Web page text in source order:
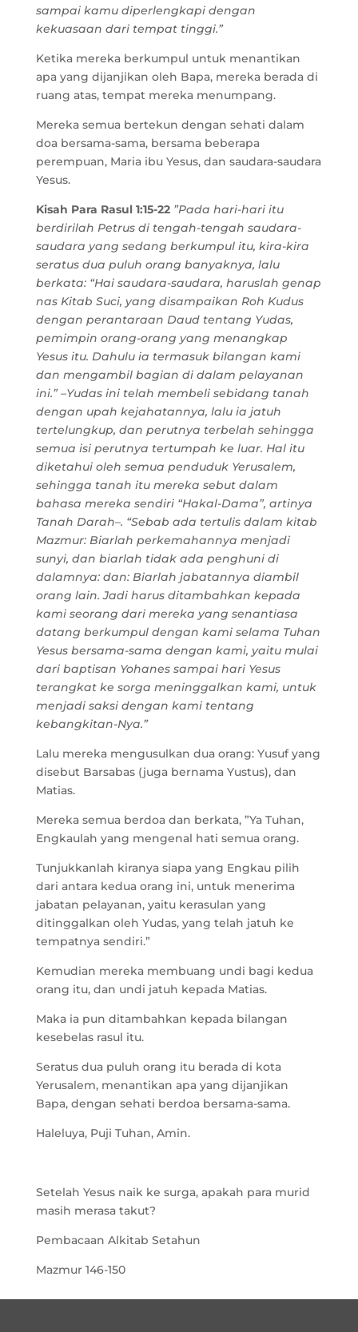
sampai kamu diperlengkapi dengan
kekuasaan dari tempat tinggi.”
Ketika mereka berkumpul untuk menantikan
apa yang dijanjikan oleh Bapa, mereka berada di
ruang atas, tempat mereka menumpang.
Mereka semua bertekun dengan sehati dalam
doa bersama-sama, bersama beberapa
perempuan, Maria ibu Yesus, dan saudara-saudara
Yesus.
Kisah Para Rasul 1:15-22 ”Pada hari-hari itu
berdirilah Petrus di tengah-tengah saudara-
saudara yang sedang berkumpul itu, kira-kira
seratus dua puluh orang banyaknya, lalu
berkata: “Hai saudara-saudara, haruslah genap
nas Kitab Suci, yang disampaikan Roh Kudus
dengan perantaraan Daud tentang Yudas,
pemimpin orang-orang yang menangkap
Yesus itu. Dahulu ia termasuk bilangan kami
dan mengambil bagian di dalam pelayanan
ini.” –Yudas ini telah membeli sebidang tanah
dengan upah kejahatannya, lalu ia jatuh
tertelungkup, dan perutnya terbelah sehingga
semua isi perutnya tertumpah ke luar. Hal itu
diketahui oleh semua penduduk Yerusalem,
sehingga tanah itu mereka sebut dalam
bahasa mereka sendiri “Hakal-Dama”, artinya
Tanah Darah–. “Sebab ada tertulis dalam kitab
Mazmur: Biarlah perkemahannya menjadi
sunyi, dan biarlah tidak ada penghuni di
dalamnya: dan: Biarlah jabatannya diambil
orang lain. Jadi harus ditambahkan kepada
kami seorang dari mereka yang senantiasa
datang berkumpul dengan kami selama Tuhan
Yesus bersama-sama dengan kami, yaitu mulai
dari baptisan Yohanes sampai hari Yesus
terangkat ke sorga meninggalkan kami, untuk
menjadi saksi dengan kami tentang
kebangkitan-Nya.”
Lalu mereka mengusulkan dua orang: Yusuf yang
disebut Barsabas (juga bernama Yustus), dan
Matias.
Mereka semua berdoa dan berkata, ”Ya Tuhan,
Engkaulah yang mengenal hati semua orang.
Tunjukkanlah kiranya siapa yang Engkau pilih
dari antara kedua orang ini, untuk menerima
jabatan pelayanan, yaitu kerasulan yang
ditinggalkan oleh Yudas, yang telah jatuh ke
tempatnya sendiri.”
Kemudian mereka membuang undi bagi kedua
orang itu, dan undi jatuh kepada Matias.
Maka ia pun ditambahkan kepada bilangan
kesebelas rasul itu.
Seratus dua puluh orang itu berada di kota
Yerusalem, menantikan apa yang dijanjikan
Bapa, dengan sehati berdoa bersama-sama.
Haleluya, Puji Tuhan, Amin.
Setelah Yesus naik ke surga, apakah para murid
masih merasa takut?
Pembacaan Alkitab Setahun
Mazmur 146-150